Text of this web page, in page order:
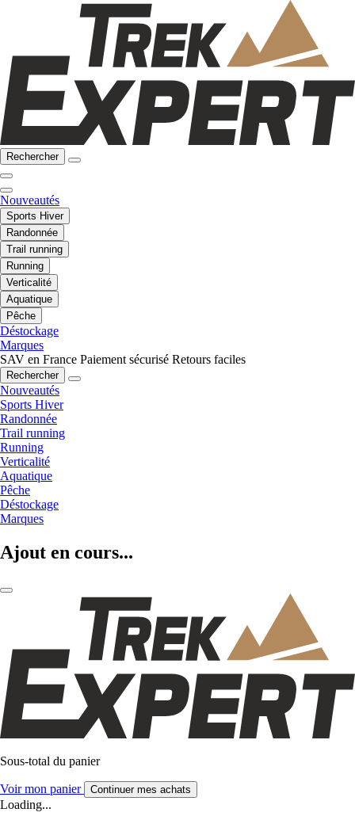
Rechercher
Nouveautés
Sports Hiver
Randonnée
Trail running
Running
Verticalité
Aquatique
Pêche
Déstockage
Marques
SAV en France Paiement sécurisé Retours faciles
Rechercher
Nouveautés
Sports Hiver
Randonnée
Trail running
Running
Verticalité
Aquatique
Pêche
Déstockage
Marques
Ajout en cours...
Sous-total du panier
Voir mon panier Continuer mes achats
Loading...